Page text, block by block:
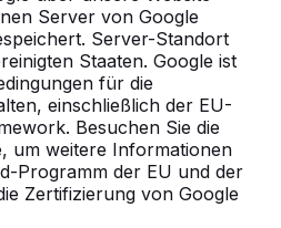
Server von Google
Server-Standort
Staaten. Google ist
für die
einschließlich der EU-
Besuchen Sie die
um weitere Informationen
Programm der EU und der
Zertifizierung von Google
Tische und
eine Bodenplatte
und Bänke von